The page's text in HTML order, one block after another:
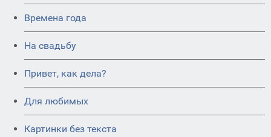
Времена года
На свадьбу
Привет, как дела?
Для любимых
Картинки без текста